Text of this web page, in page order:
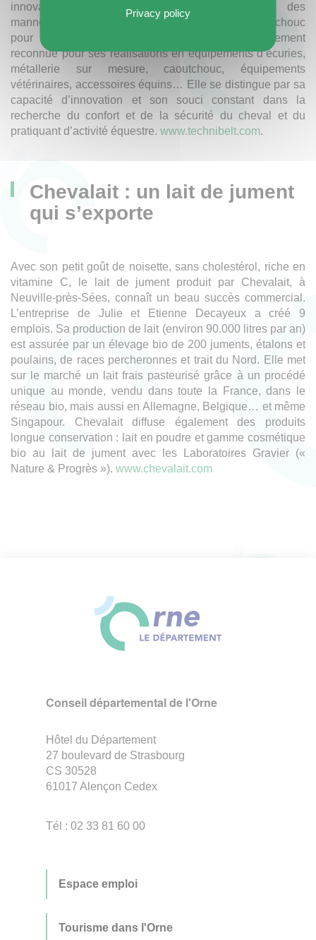
innovations dans le domaine très spécialisé des
mannequins de monte et des équipements en caoutchouc
pour salles vétérinaires. L’entreprise est plus largement
reconnue pour ses réalisations en équipements d’écuries,
métallerie sur mesure, caoutchouc, équipements
vétérinaires, accessoires équins… Elle se distingue par sa
capacité d’innovation et son souci constant dans la
recherche du confort et de la sécurité du cheval et du
pratiquant d’activité équestre. www.technibelt.com.
Chevalait : un lait de jument
qui s’exporte
Avec son petit goût de noisette, sans cholestérol, riche en
vitamine C, le lait de jument produit par Chevalait, à
Neuville-près-Sées, connaît un beau succès commercial.
L’entreprise de Julie et Etienne Decayeux a créé 9
emplois. Sa production de lait (environ 90.000 litres par an)
est assurée par un élevage bio de 200 juments, étalons et
poulains, de races percheronnes et trait du Nord. Elle met
sur le marché un lait frais pasteurisé grâce à un procédé
unique au monde, vendu dans toute la France, dans le
réseau bio, mais aussi en Allemagne, Belgique… et même
Singapour. Chevalait diffuse également des produits
longue conservation : lait en poudre et gamme cosmétique
bio au lait de jument avec les Laboratoires Gravier («
Nature & Progrès »). www.chevalait.com
Conseil départemental de l'Orne
Hôtel du Département
27 boulevard de Strasbourg
CS 30528
61017 Alençon Cedex
Tél : 02 33 81 60 00
Espace emploi
Tourisme dans l'Orne
Privacy policy